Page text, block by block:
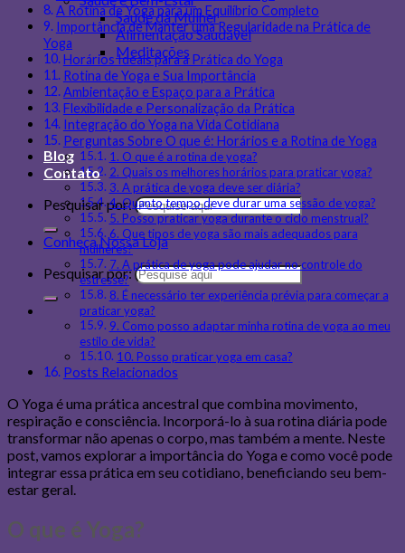
Saúde da Mulher
Alimentação Saudável
Meditações
Blog
Contato
Pesquisar por:
Conheça Nossa Loja
Pesquisar por:
A Rotina de Yoga para um Equilíbrio Completo
Importância de Manter uma Regularidade na Prática de
Yoga
Horários Ideais para a Prática do Yoga
Rotina de Yoga e Sua Importância
Ambientação e Espaço para a Prática
Flexibilidade e Personalização da Prática
Integração do Yoga na Vida Cotidiana
Perguntas Sobre O que é: Horários e a Rotina de Yoga
1. O que é a rotina de yoga?
2. Quais os melhores horários para praticar yoga?
3. A prática de yoga deve ser diária?
4. Quanto tempo deve durar uma sessão de yoga?
5. Posso praticar yoga durante o ciclo menstrual?
6. Que tipos de yoga são mais adequados para
mulheres?
7. A prática de yoga pode ajudar no controle do
estresse?
8. É necessário ter experiência prévia para começar a
praticar yoga?
9. Como posso adaptar minha rotina de yoga ao meu
estilo de vida?
10. Posso praticar yoga em casa?
Posts Relacionados
O Yoga é uma prática ancestral que combina movimento,
respiração e consciência. Incorporá-lo à sua rotina diária pode
transformar não apenas o corpo, mas também a mente. Neste
post, vamos explorar a importância do Yoga e como você pode
integrar essa prática em seu cotidiano, beneficiando seu bem-
estar geral.
O que é Yoga?